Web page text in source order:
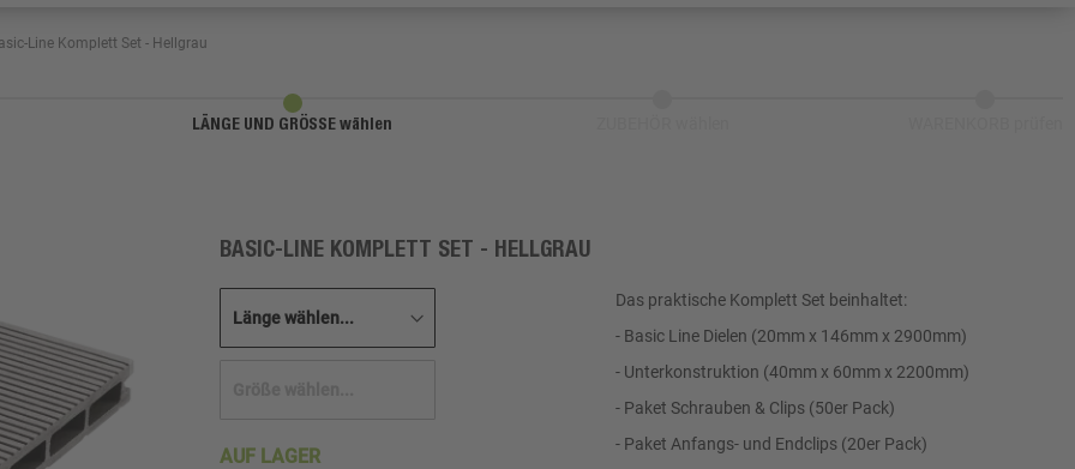
Line Komplett Set - Hellgrau
LÄNGE UND GRÖSSE wählen
BASIC-LINE KOMPLETT SET - HELLGRAU
AUF LAGER
Das praktische Komplett Set beinhaltet:
- Basic Line Dielen (20mm x 146mm x 2900mm)
- Unterkonstruktion (40mm x 60mm x 2200mm)
- Paket Schrauben & Clips (50er Pack)
- Paket Anfangs- und Endclips (20er Pack)